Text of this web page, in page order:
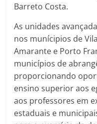
Barreto Costa.
As unidades
nos munícipios de
Amarante e Porto
municípios de
proporcionando
ensino superior aos
aos professores em
estaduais e